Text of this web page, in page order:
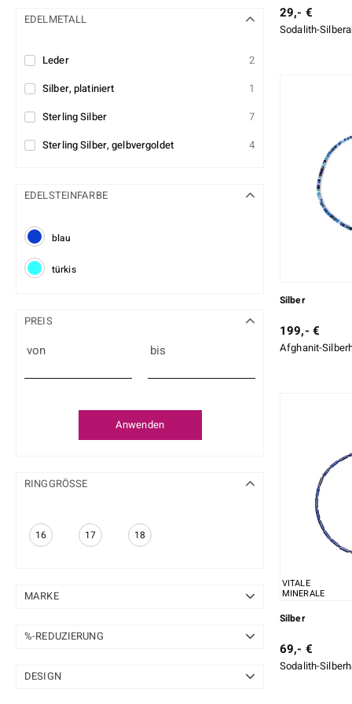
EDELMETALL
Leder
2
Silber, platiniert
1
Sterling Silber
7
Sterling Silber, gelbvergoldet
4
EDELSTEINFARBE
blau
türkis
PREIS
von bis
Anwenden
RINGGRÖSSE
16 17 18
MARKE
Adela Silber
%-REDUZIERUNG
10-20 %
DESIGN
29,- €
Sodalith-
Silber
199,- €
Afghanit-
VITALE
MINERALE
Silber
69,- €
Sodalith-